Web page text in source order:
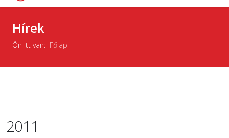
Hírek
Ön itt van: Főlap
2011